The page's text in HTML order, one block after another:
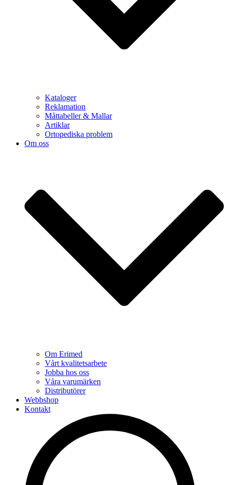
Kataloger
Reklamation
Måttabeller & Mallar
Artiklar
Ortopediska problem
Om oss
Om Erimed
Vårt kvalitetsarbete
Jobba hos oss
Våra varumärken
Distributörer
Webbshop
Kontakt